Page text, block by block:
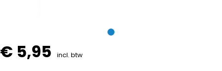
€ 5,95 incl. btw